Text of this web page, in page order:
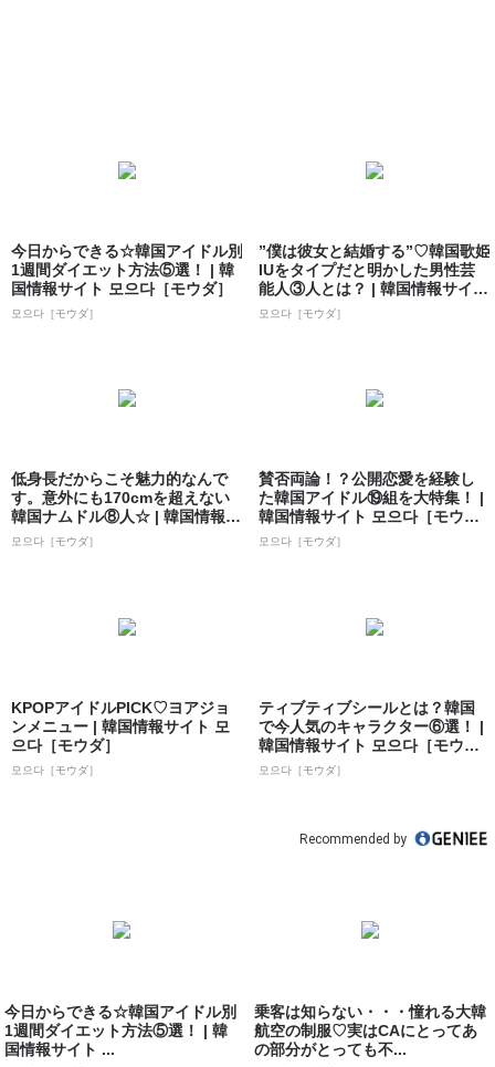
今日からできる☆韓国アイドル別
1週間ダイエット方法⑤選！ | 韓
国情報サイト 모으다［モウダ］
모으다［モウダ］
”僕は彼女と結婚する”♡韓国歌姫
IUをタイプだと明かした男性芸
能人③人とは？ | 韓国情報サイト
...
모으다［モウダ］
低身長だからこそ魅力的なんで
す。意外にも170cmを超えない
韓国ナムドル⑧人☆ | 韓国情報サ
イト...
모으다［モウダ］
賛否両論！？公開恋愛を経験し
た韓国アイドル⑲組を大特集！ |
韓国情報サイト 모으다［モウ
ダ］
모으다［モウダ］
KPOPアイドルPICK♡ヨアジョ
ンメニュー | 韓国情報サイト 모
으다［モウダ］
모으다［モウダ］
ティブティブシールとは？韓国
で今人気のキャラクター⑥選！ |
韓国情報サイト 모으다［モウ
ダ］
모으다［モウダ］
Recommended by
今日からできる☆韓国アイドル別
1週間ダイエット方法⑤選！ | 韓
国情報サイト ...
乗客は知らない・・・憧れる大韓
航空の制服♡実はCAにとってあ
の部分がとっても不...